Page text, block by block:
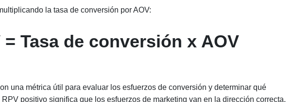
la tasa de conversión por AOV:
= Tasa de conversión x AOV
una métrica útil para evaluar los esfuerzos de conversión y determinar qué
positivo significa que los esfuerzos de marketing van en la dirección correcta,